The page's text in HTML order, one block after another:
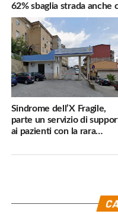
62% sbaglia strada anche
navigatore
Sindrome dell’X Fragile,
parte un servizio di
ai pazienti con la rara